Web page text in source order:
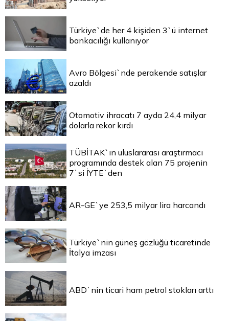
Türkiye`de her 4 kişiden 3`ü internet
bankacılığı kullanıyor
Avro Bölgesi`nde perakende satışlar
azaldı
Otomotiv ihracatı 7 ayda 24,4 milyar
dolarla rekor kırdı
TÜBİTAK`ın uluslararası araştırmacı
programında destek alan 75 projenin
7`si İYTE`den
AR-GE`ye 253,5 milyar lira harcandı
Türkiye`nin güneş gözlüğü ticaretinde
İtalya imzası
ABD`nin ticari ham petrol stokları arttı